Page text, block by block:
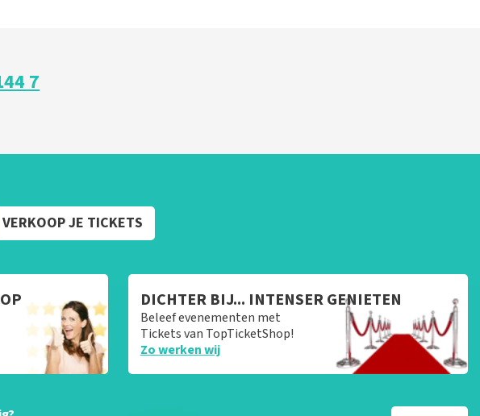
7
VERKOOP JE TICKETS
DICHTER BIJ... INTENSER GENIETEN
Beleef evenementen met
Tickets van TopTicketShop!
Zo werken wij